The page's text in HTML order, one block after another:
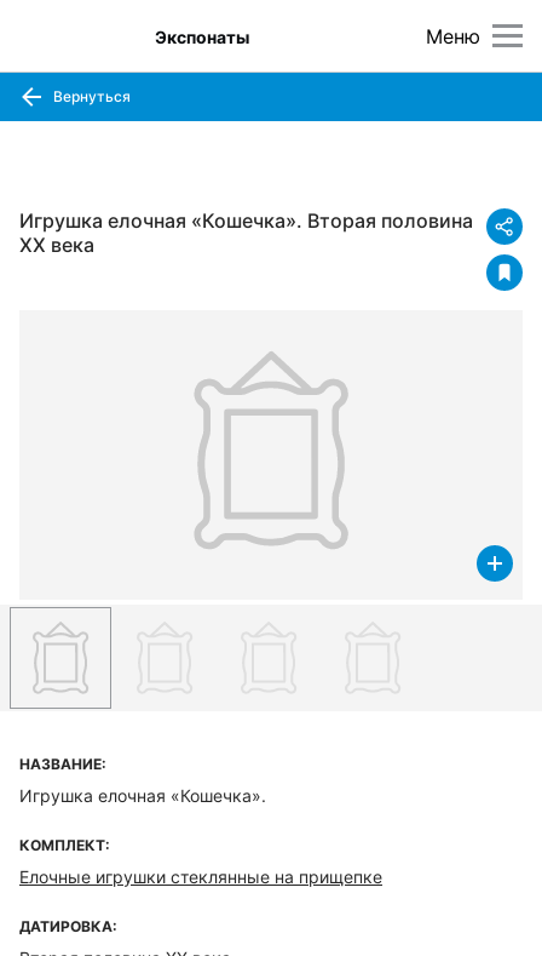
Меню
Экспонаты
Вернуться
Игрушка елочная «Кошечка». Вторая половина
XX века
НАЗВАНИЕ:
Игрушка елочная «Кошечка».
КОМПЛЕКТ:
Елочные игрушки стеклянные на прищепке
ДАТИРОВКА: